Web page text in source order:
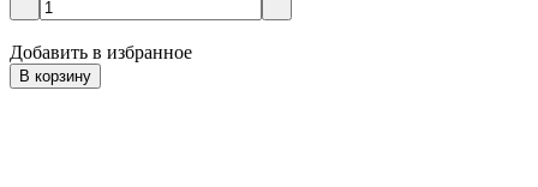
Добавить в избранное
В корзину